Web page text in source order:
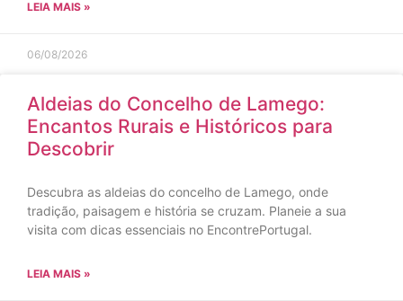
LEIA MAIS »
06/08/2026
Aldeias do Concelho de Lamego:
Encantos Rurais e Históricos para
Descobrir
Descubra as aldeias do concelho de Lamego, onde
tradição, paisagem e história se cruzam. Planeie a sua
visita com dicas essenciais no EncontrePortugal.
LEIA MAIS »